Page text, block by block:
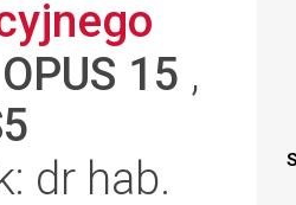
OPUS 15 ,
dr hab.